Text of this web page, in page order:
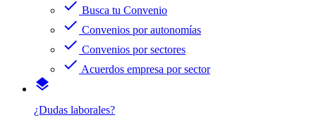
check Busca tu Convenio
check Convenios por autonomías
check Convenios por sectores
check Acuerdos empresa por sector
layers
¿Dudas laborales?